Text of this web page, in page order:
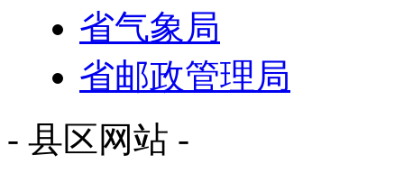
省气象局
省邮政管理局
- 县区网站 -